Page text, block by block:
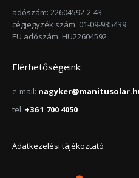
adószám: 22604592-2-43
cégjegyzék szám: 01-09-935439
EU adószám: HU22604592
Elérhetőségeink:
e-mail:
tel. +36 1 700 4050
Adatkezelési tájékoztató